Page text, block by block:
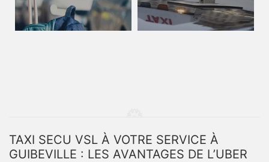
TAXI SECU VSL À VOTRE SERVICE À
GUIBEVILLE : LES AVANTAGES DE L’UBER